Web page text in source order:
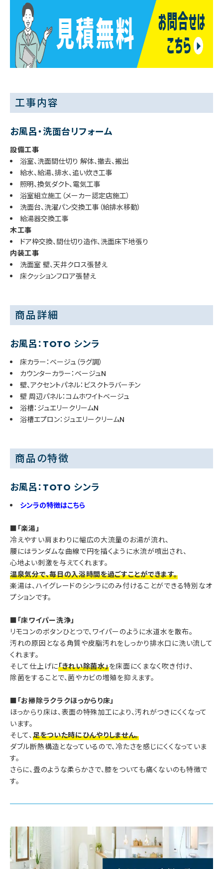
工事内容
お風呂・洗面台リフォーム
設備工事
浴室、洗面間仕切り 解体、撤去、搬出
給水、給湯、排水、追い炊き工事
照明、換気ダクト、電気工事
浴室組立施工（メーカー認定店施工）
洗面台、洗濯パン交換工事（給排水移動）
給湯器交換工事
木工事
ドア枠交換、間仕切り造作、洗面床下地張り
内装工事
洗面室 壁、天井クロス張替え
床クッションフロア張替え
商品詳細
お風呂：TOTO シンラ
床カラー：ベージュ（ラグ調）
カウンターカラー：ベージュN
壁、アクセントパネル：ビスクトラバーチン
壁 周辺パネル：コムホワイトベージュ
浴槽：ジュエリークリームN
浴槽エプロン：ジュエリークリームN
商品の特徴
お風呂：TOTO シンラ
シンラの特徴はこちら
■「楽湯」
冷えやすい肩まわりに幅広の大流量のお湯が流れ、
腰にはランダムな曲線で円を描くように水流が噴出され、
心地よい刺激を与えてくれます。
温泉気分で、毎日の入浴時間を過ごすことができます。
楽湯は、ハイグレードのシンラにのみ付けることができる特別なオ
プションです。
■「床ワイパー洗浄」
リモコンのボタンひとつで、ワイパーのように水道水を散布。
汚れの原因となる角質や皮脂汚れをしっかり排水口に洗い流して
くれます。
そして仕上げに「きれい除菌水」を床面にくまなく吹き付け、
除菌をすることで、菌やカビの増殖を抑えます。
■「お掃除ラクラクほっからり床」
ほっからり床は、表面の特殊加工により、汚れがつきにくくなって
います。
そして、足をついた時にひんやりしません。
ダブル断熱構造となっているので、冷たさを感じにくくなっていま
す。
さらに、畳のような柔らかさで、膝をついても痛くないのも特徴で
す。